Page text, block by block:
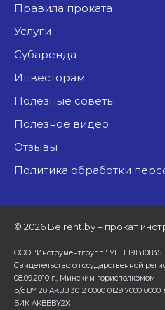
Правила проката
Услуги
Субаренда
Инвесторам
Полезные советы
Полезное видео
Отзывы
Политика обработки
© 2026 Belrent.by – прокат
ООО "Инструментгрупп" УНП 191310835
Свидетельство о государственной
08.09.2010 г., Минским горисполкомом
р/с BY 20 AKBB 3012 0000 0129 7000
БИК AKBBBY2X